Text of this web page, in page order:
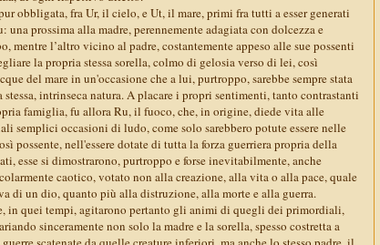
obbligata, fra Ur, il cielo, e Ut, il mare, primi fra tutti a esser generati
una prossima alla madre, perennemente adagiata con dolcezza e
mentre l’altro vicino al padre, costantemente appeso alle sue possenti
la propria stessa sorella, colmo di gelosia verso di lei, così
del mare in un'occasione che a lui, purtroppo, sarebbe sempre stata
stessa, intrinseca natura. A placare i propri sentimenti, tanto contrastanti
famiglia, fu allora Ru, il fuoco, che, in origine, diede vita alle
semplici occasioni di ludo, come solo sarebbero potute essere nelle
possente, nell'essere dotate di tutta la forza guerriera propria della
esse si dimostrarono, purtroppo e forse inevitabilmente, anche
caotico, votato non alla creazione, alla vita o alla pace, quale
di un dio, quanto più alla distruzione, alla morte e alla guerra.
in quei tempi, agitarono pertanto gli animi di quegli dei primordiali,
sinceramente non solo la madre e la sorella, spesso costretta a